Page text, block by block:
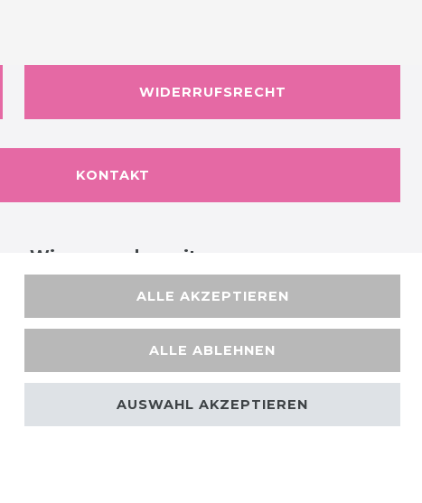
WIDERRUFSRECHT
KONTAKT
Wir versenden mit
ALLE AKZEPTIEREN
ALLE ABLEHNEN
AUSWAHL AKZEPTIEREN